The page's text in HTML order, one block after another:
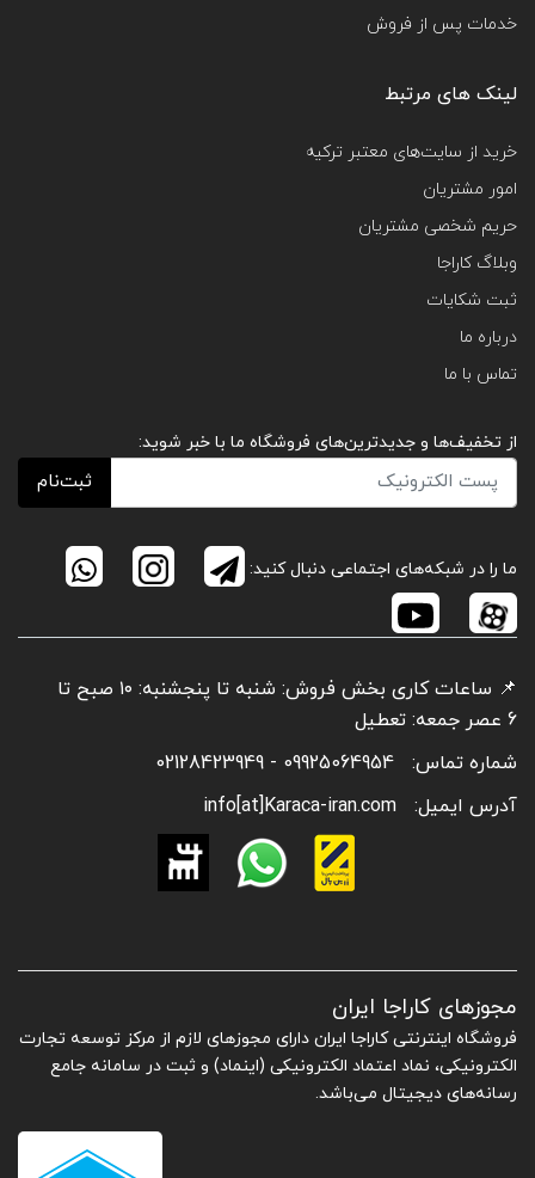
خدمات پس از فروش
لینک های مرتبط
خرید از سایت‌های معتبر ترکیه
امور مشتریان
حریم شخصی مشتریان
وبلاگ کاراجا
ثبت شکایات
درباره ما
تماس با ما
از تخفیف‌ها و جدیدترین‌های فروشگاه ما با خبر شوید:
ثبت‌نام
ما را در شبکه‌های اجتماعی دنبال کنید:
📌 ساعات کاری بخش فروش: شنبه تا پنجشنبه: ۱۰ صبح تا
6 عصر جمعه: تعطیل
شماره تماس:
09925064954 - 02128423949
آدرس ایمیل:
info[at]Karaca-iran.com
مجوزهای کاراجا ایران
فروشگاه اینترنتی کاراجا ایران دارای مجوزهای لازم از مرکز توسعه تجارت
الکترونیکی، نماد اعتماد الکترونیکی (اینماد) و ثبت در سامانه جامع
رسانه‌های دیجیتال می‌باشد.